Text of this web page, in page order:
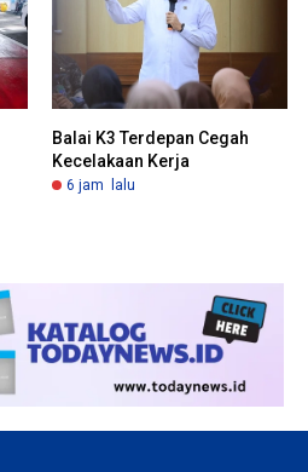
Balai K3 Terdepan Cegah
Kecelakaan Kerja
6 jam lalu